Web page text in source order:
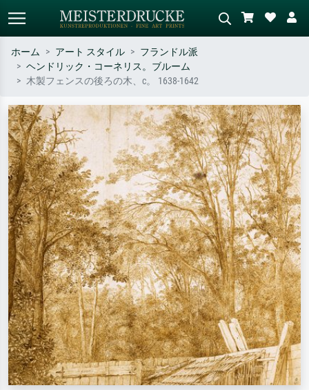
標準検索
– 例：モネ、星月夜、印象派、北
斎の波、ヌード。
緑の草原、赤の多い抽象画、暗い
油絵、木のそばの立ち姿のヌー
ド。
ホーム アート スタイル
フランドル派
ヘンドリック・コーネリス。ブルーム
木製フェンスの後ろの木、c。 1638-1642